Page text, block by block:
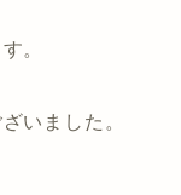
。
いました。